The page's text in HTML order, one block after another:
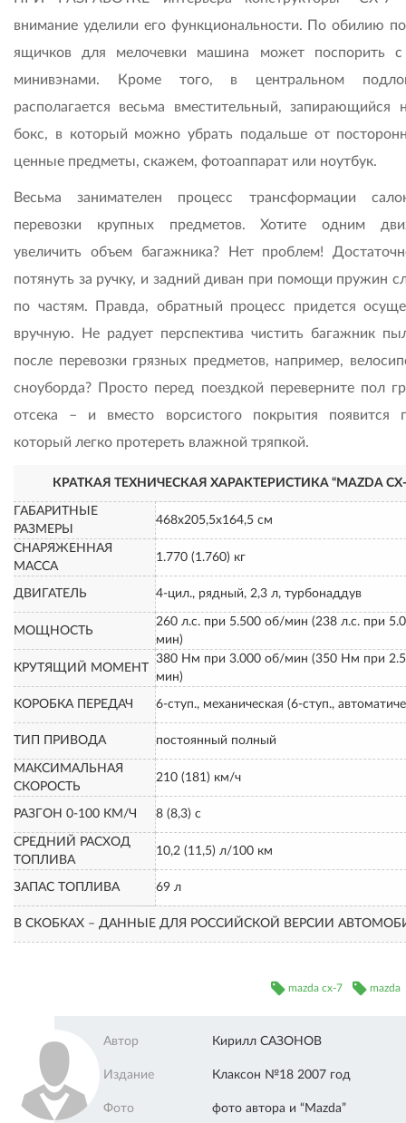
внимание уделили его функциональности. По обилию
ящичков для мелочевки машина может поспорить
минивэнами. Кроме того, в центральном
располагается весьма вместительный, запирающийся
бокс, в который можно убрать подальше от
ценные предметы, скажем, фотоаппарат или ноутбук.
Весьма занимателен процесс трансформации
перевозки крупных предметов. Хотите одним
увеличить объем багажника? Нет проблем!
потянуть за ручку, и задний диван при помощи пружин
по частям. Правда, обратный процесс придется
вручную. Не радует перспектива чистить багажник
после перевозки грязных предметов, например,
сноуборда? Просто перед поездкой переверните пол
отсека – и вместо ворсистого покрытия появится
который легко протереть влажной тряпкой.
КРАТКАЯ ТЕХНИЧЕСКАЯ ХАРАКТЕРИСТИКА “MAZDA CX-
ГАБАРИТНЫЕ
РАЗМЕРЫ
468х205,5х164,5 см
СНАРЯЖЕННАЯ
МАССА
1.770 (1.760) кг
ДВИГАТЕЛЬ 4-цил., рядный, 2,3 л, турбонаддув
МОЩНОСТЬ
260 л.с. при 5.500 об/мин (238 л.с. при
мин)
КРУТЯЩИЙ МОМЕНТ
380 Нм при 3.000 об/мин (350 Нм при
мин)
КОРОБКА ПЕРЕДАЧ 6-ступ., механическая (6-ступ.,
ТИП ПРИВОДА постоянный полный
МАКСИМАЛЬНАЯ
СКОРОСТЬ
210 (181) км/ч
РАЗГОН 0-100 КМ/Ч 8 (8,3) с
СРЕДНИЙ РАСХОД
ТОПЛИВА
10,2 (11,5) л/100 км
ЗАПАС ТОПЛИВА 69 л
В СКОБКАХ – ДАННЫЕ ДЛЯ РОССИЙСКОЙ ВЕРСИИ
mazda
mazda cx-7
Автор Кирилл САЗОНОВ
Издание Клаксон №18 2007 год
Фото фото автора и “Mazda”